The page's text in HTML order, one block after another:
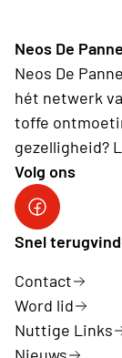
Neos De
Neos De
hét netwerk
toffe
gezelligheid?
Volg ons
Snel
Contact
Word lid
Nuttige Links